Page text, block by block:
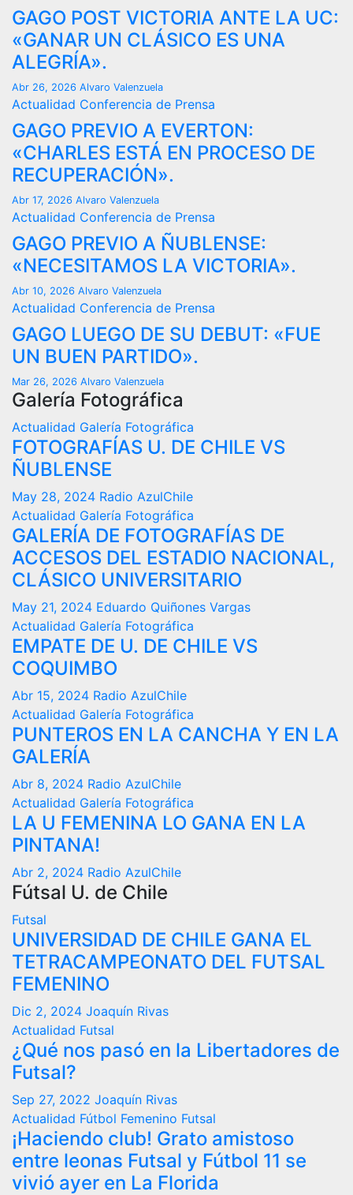
GAGO POST VICTORIA ANTE LA UC:
«GANAR UN CLÁSICO ES UNA
ALEGRÍA».
Abr 26, 2026 Alvaro Valenzuela
Actualidad Conferencia de Prensa
GAGO PREVIO A EVERTON:
«CHARLES ESTÁ EN PROCESO DE
RECUPERACIÓN».
Abr 17, 2026 Alvaro Valenzuela
Actualidad Conferencia de Prensa
GAGO PREVIO A ÑUBLENSE:
«NECESITAMOS LA VICTORIA».
Abr 10, 2026 Alvaro Valenzuela
Actualidad Conferencia de Prensa
GAGO LUEGO DE SU DEBUT: «FUE
UN BUEN PARTIDO».
Mar 26, 2026 Alvaro Valenzuela
Galería Fotográfica
Actualidad Galería Fotográfica
FOTOGRAFÍAS U. DE CHILE VS
ÑUBLENSE
May 28, 2024 Radio AzulChile
Actualidad Galería Fotográfica
GALERÍA DE FOTOGRAFÍAS DE
ACCESOS DEL ESTADIO NACIONAL,
CLÁSICO UNIVERSITARIO
May 21, 2024 Eduardo Quiñones Vargas
Actualidad Galería Fotográfica
EMPATE DE U. DE CHILE VS
COQUIMBO
Abr 15, 2024 Radio AzulChile
Actualidad Galería Fotográfica
PUNTEROS EN LA CANCHA Y EN LA
GALERÍA
Abr 8, 2024 Radio AzulChile
Actualidad Galería Fotográfica
LA U FEMENINA LO GANA EN LA
PINTANA!
Abr 2, 2024 Radio AzulChile
Fútsal U. de Chile
Futsal
UNIVERSIDAD DE CHILE GANA EL
TETRACAMPEONATO DEL FUTSAL
FEMENINO
Dic 2, 2024 Joaquín Rivas
Actualidad Futsal
¿Qué nos pasó en la Libertadores de
Futsal?
Sep 27, 2022 Joaquín Rivas
Actualidad Fútbol Femenino Futsal
¡Haciendo club! Grato amistoso
entre leonas Futsal y Fútbol 11 se
vivió ayer en La Florida